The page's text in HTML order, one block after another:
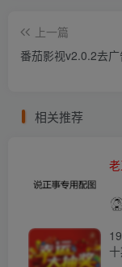
上一篇
番茄影视v2.0.2去广
相关推荐